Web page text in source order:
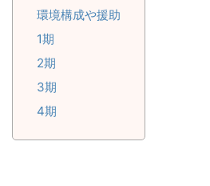
環境構成や援助
1期
2期
3期
4期